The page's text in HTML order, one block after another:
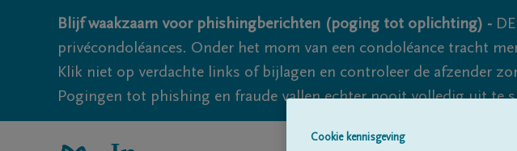
Blijf waakzaam voor phishingberichten (poging tot oplichting) -
privécondoléances. Onder het mom van een condoléance tracht
Klik niet op verdachte links of bijlagen en controleer de afzender
Pogingen tot phishing en fraude vallen echter nooit volledig uit te
Cookie kennisgeving